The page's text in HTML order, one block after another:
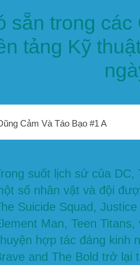
sẵn trong
tảng Kỹ
suốt lịch sử của DC,
số nhân vật và đội
Suicide Squad,
Man, Teen
hợp tác đáng kinh
and The Bold trở lại